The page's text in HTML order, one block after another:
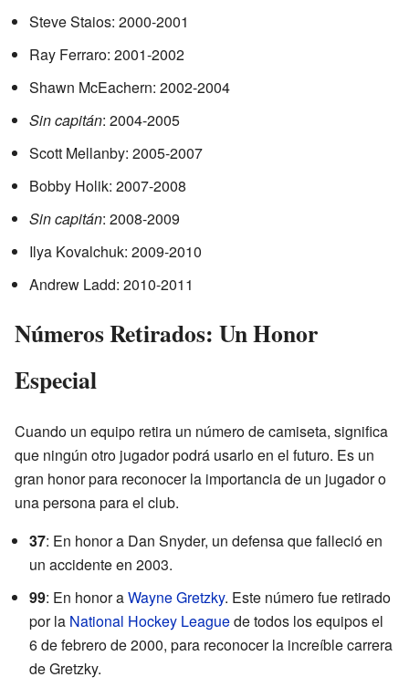
Steve Staios: 2000-2001
Ray Ferraro: 2001-2002
Shawn McEachern: 2002-2004
Sin capitán: 2004-2005
Scott Mellanby: 2005-2007
Bobby Holik: 2007-2008
Sin capitán: 2008-2009
Ilya Kovalchuk: 2009-2010
Andrew Ladd: 2010-2011
Números Retirados: Un Honor
Especial
Cuando un equipo retira un número de camiseta, significa
que ningún otro jugador podrá usarlo en el futuro. Es un
gran honor para reconocer la importancia de un jugador o
una persona para el club.
37: En honor a Dan Snyder, un defensa que falleció en
un accidente en 2003.
99: En honor aWayne Gretzky. Este número fue retirado
por la National Hockey Leaguede todos los equipos el
6 de febrero de 2000, para reconocer la increíble carrera
de Gretzky.